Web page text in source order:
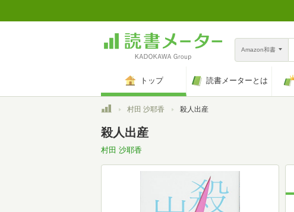
Amazon和書
トップ 読書メーターとは
トップ村田 沙耶香 殺人出産
殺人出産
村田 沙耶香